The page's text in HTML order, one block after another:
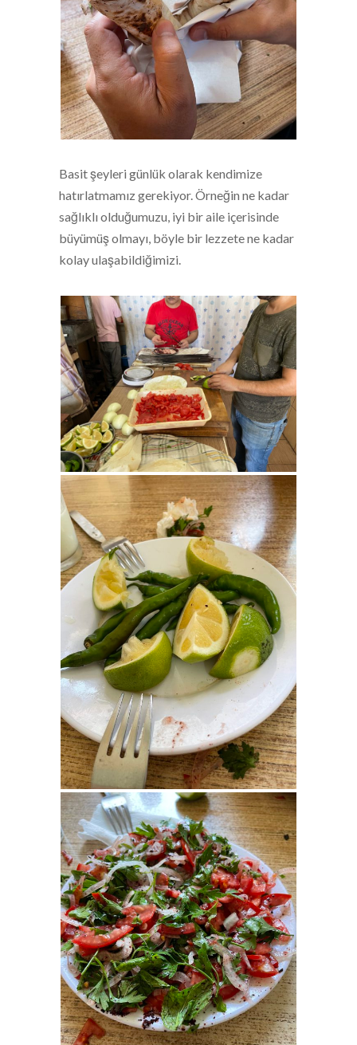
Basit şeyleri günlük olarak kendimize
hatırlatmamız gerekiyor. Örneğin ne kadar
sağlıklı olduğumuzu, iyi bir aile içerisinde
büyümüş olmayı, böyle bir lezzete ne kadar
kolay ulaşabildiğimizi.